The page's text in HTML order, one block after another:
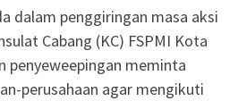
dalam penggiringan masa aksi
Cabang (KC) FSPMI Kota
penyeweepingan meminta
perusahaan agar mengikuti